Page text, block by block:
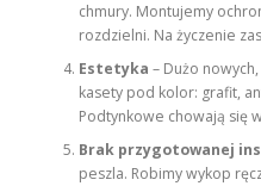
chmury. Montujemy
rozdzielni. Na życzenie
Estetyka – Dużo
kasety pod kolor: grafit,
Podtynkowe chowają się
Brak przygotowanej
peszla. Robimy wykop